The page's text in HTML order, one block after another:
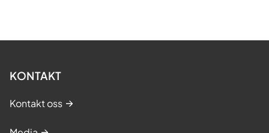
KONTAKT
Kontakt oss